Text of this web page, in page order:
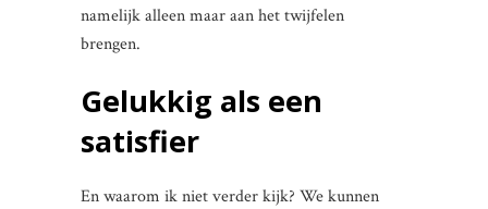
namelijk alleen maar aan het twijfelen
brengen.
Gelukkig als een
satisfier
En waarom ik niet verder kijk? We kunnen